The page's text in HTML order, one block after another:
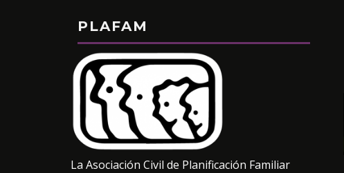
PLAFAM
La Asociación Civil de Planificación Familiar